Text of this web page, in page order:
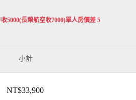
5000(長榮航空收7000)單人房價差 5
小計
NT$33,900